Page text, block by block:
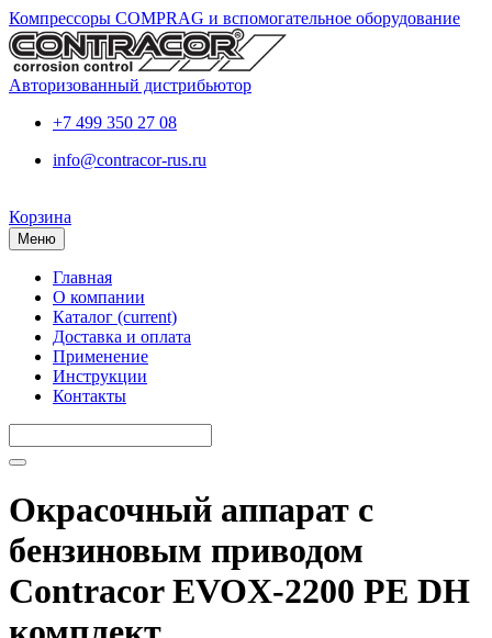
Компрессоры COMPRAG и вспомогательное оборудование
Авторизованный дистрибьютор
+7 499 350 27 08
info@contracor-rus.ru
Корзина
Меню
Главная
О компании
Каталог (current)
Доставка и оплата
Применение
Инструкции
Контакты
Окрасочный аппарат с
бензиновым приводом
Contracor EVOX-2200 PE DH